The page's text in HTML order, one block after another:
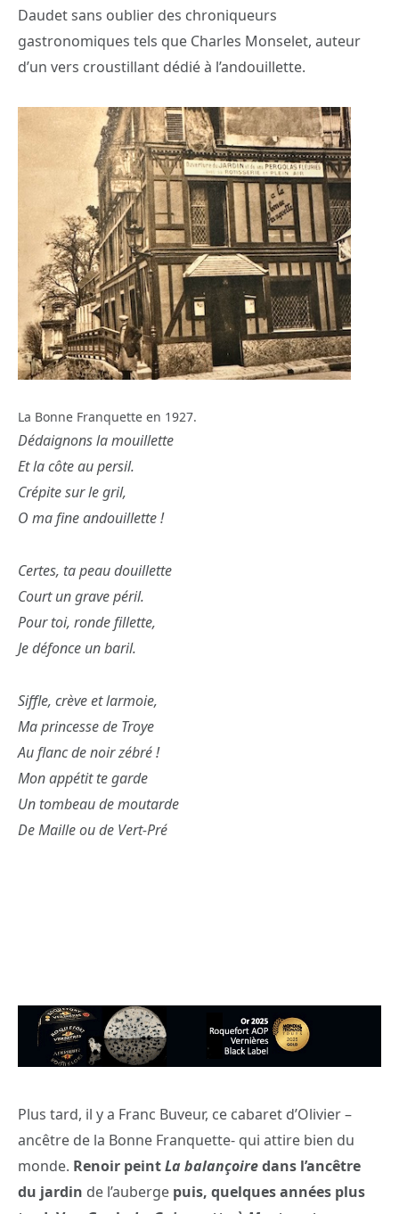
Daudet sans oublier des chroniqueurs
gastronomiques tels que Charles Monselet, auteur
d’un vers croustillant dédié à l’andouillette.
La Bonne Franquette en 1927.
Dédaignons la mouillette
Et la côte au persil.
Crépite sur le gril,
O ma fine andouillette !
Certes, ta peau douillette
Court un grave péril.
Pour toi, ronde fillette,
Je défonce un baril.
Siffle, crève et larmoie,
Ma princesse de Troye
Au flanc de noir zébré !
Mon appétit te garde
Un tombeau de moutarde
De Maille ou de Vert-Pré
Plus tard, il y a Franc Buveur, ce cabaret d’Olivier –
ancêtre de la Bonne Franquette- qui attire bien du
monde. Renoir peintLa balançoiredans l’ancêtre
du jardin de l’auberge puis, quelques années plus